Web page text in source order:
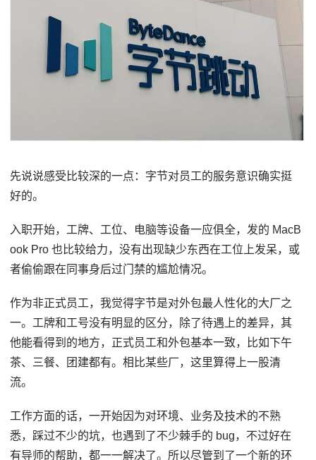
先说说感受比较深的一点：字节对员工的服务意识确实挺
好的。
入职开始，工牌、工位、电脑等设备一应俱全，发的 MacB
ook Pro 也比较给力，没有出现缺少东西在工位上发呆，或
者偷偷跟在同事身后过门禁的尴尬情况。
作为非正式员工，我觉得字节是对外包最人性化的大厂之
一。工牌和工号没有明显的区分，除了待遇上的差异，其
他能看得到的地方，正式员工和外包基本一致，比如下午
茶、三餐、团建都有。相比某些厂，这里算得上一股清
流。
工作方面的话，一开始因为对环境、业务及技术的不熟
悉，踩过不少的坑，也遇到了不少棘手的 bug，不过好在
有导师的帮助，都一一解决了。所以尽管到了一个新的环